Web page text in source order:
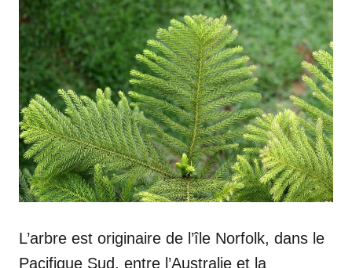
L’arbre est originaire de l’île Norfolk, dans le
Pacifique Sud, entre l’Australie et la